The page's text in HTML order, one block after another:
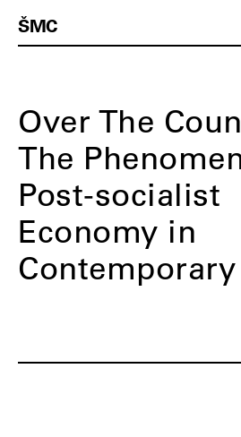
ŠMC
Over The
The
Post-socialist
Economy in